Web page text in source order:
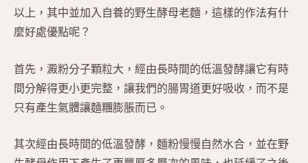
以上，其中並加入自養的野生酵母老麵，這樣的作法有什
麼好處優點呢？
首先，澱粉分子顆粒大，經由長時間的低溫發酵讓它有時
間分解得更小更完整，讓我們的腸胃道更好吸收，而不是
只有產生氣體讓麵糰膨脹而已。
其次經由長時間的低溫發酵，麵粉慢慢自然水合，並在野